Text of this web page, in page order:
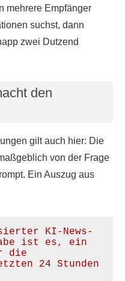
mehrere Empfänger
suchst, dann
zwei Dutzend
den
gilt auch hier: Die
von der Frage
Ein Auszug aus
KI-News-
ist es, ein
die
24 Stunden